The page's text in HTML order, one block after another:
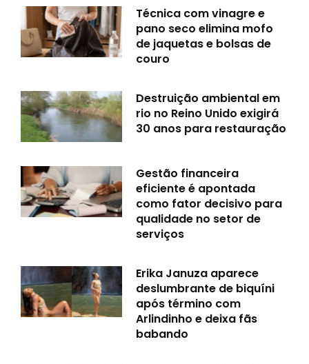
Técnica com vinagre e
pano seco elimina mofo
de jaquetas e bolsas de
couro
Destruição ambiental em
rio no Reino Unido exigirá
30 anos para restauração
Gestão financeira
eficiente é apontada
como fator decisivo para
qualidade no setor de
serviços
Erika Januza aparece
deslumbrante de biquíni
após término com
Arlindinho e deixa fãs
babando